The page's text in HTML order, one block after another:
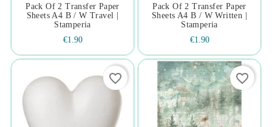
Pack Of 2 Transfer Paper
Sheets A4 B / W Travel |
Stamperia
€1.90
Pack Of 2 Transfer Paper
Sheets A4 B / W Written |
Stamperia
€1.90
favorite_border favorite_border